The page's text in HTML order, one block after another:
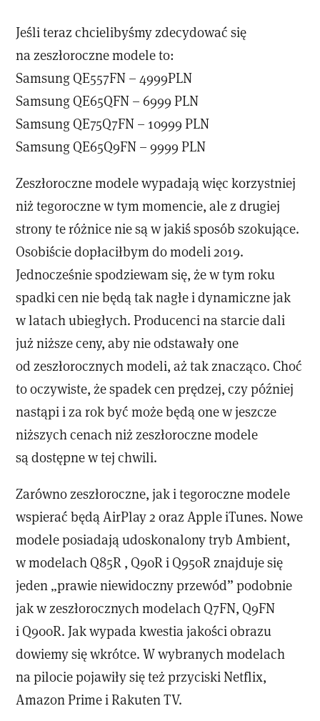
Jeśli teraz chcielibyśmy zdecydować się
na zeszłoroczne modele to:
Samsung QE557FN – 4999PLN
Samsung QE65QFN – 6999 PLN
Samsung QE75Q7FN – 10999 PLN
Samsung QE65Q9FN – 9999 PLN
Zeszłoroczne modele wypadają więc korzystniej
niż tegoroczne w tym momencie, ale z drugiej
strony te różnice nie są w jakiś sposób szokujące.
Osobiście dopłaciłbym do modeli 2019.
Jednocześnie spodziewam się, że w tym roku
spadki cen nie będą tak nagłe i dynamiczne jak
w latach ubiegłych. Producenci na starcie dali
już niższe ceny, aby nie odstawały one
od zeszłorocznych modeli, aż tak znacząco. Choć
to oczywiste, że spadek cen prędzej, czy później
nastąpi i za rok być może będą one w jeszcze
niższych cenach niż zeszłoroczne modele
są dostępne w tej chwili.
Zarówno zeszłoroczne, jak i tegoroczne modele
wspierać będą AirPlay 2 oraz Apple iTunes. Nowe
modele posiadają udoskonalony tryb Ambient,
w modelach Q85R , Q90R i Q950R znajduje się
jeden „prawie niewidoczny przewód” podobnie
jak w zeszłorocznych modelach Q7FN, Q9FN
i Q900R. Jak wypada kwestia jakości obrazu
dowiemy się wkrótce. W wybranych modelach
na pilocie pojawiły się też przyciski Netflix,
Amazon Prime i Rakuten TV.